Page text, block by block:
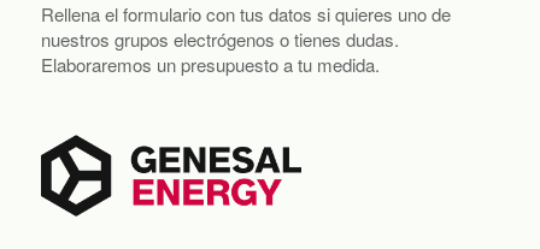
Rellena el formulario con tus datos si quieres uno de
nuestros grupos electrógenos o tienes dudas.
Elaboraremos un presupuesto a tu medida.